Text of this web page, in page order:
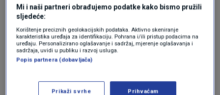
pojavljivanja do prošle godine oboljelo je 574
ljudi, a umrla je 61 osoba.
Bolest je sezonskog karaktera, javlja se
tijekom ljeta, prvi oboljeli uglavnom se
registriraju u drugoj polovici srpnja, a najviše
Mi i naši partneri obrađujemo podatke kako bismo pružili
sljedeće:
Korištenje preciznih geolokacijskih podataka. Aktivno skeniranje
karakteristika uređaja za identifikaciju. Pohrana i/ili pristup podacima na
uređaju. Personalizirano oglašavanje i sadržaj, mjerenje oglašavanja i
sadržaja, uvidi u publiku i razvoj usluga.
Popis partnera (dobavljača)
Prikaži svrhe Prihvaćam